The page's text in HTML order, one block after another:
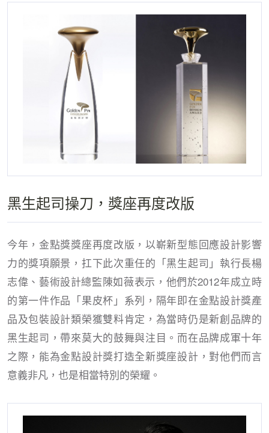
黑生起司操刀，獎座再度改版
今年，金點獎獎座再度改版，以嶄新型態回應設計影響
力的獎項願景，扛下此次重任的「黑生起司」執行長楊
志偉、藝術設計總監陳如薇表示，他們於2012年成立時
的第一件作品「果皮杯」系列，隔年即在金點設計獎產
品及包裝設計類榮獲雙料肯定，為當時仍是新創品牌的
黑生起司，帶來莫大的鼓舞與注目。而在品牌成軍十年
之際，能為金點設計獎打造全新獎座設計，對他們而言
意義非凡，也是相當特別的榮耀。